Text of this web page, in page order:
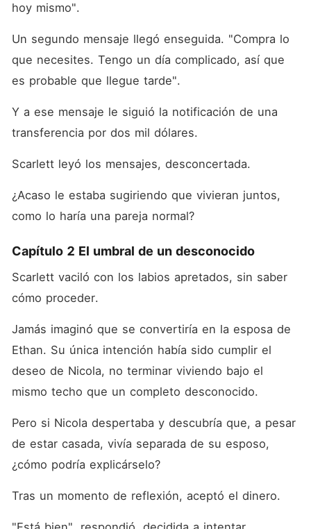
hoy mismo".
Un segundo mensaje llegó enseguida. "Compra lo
que necesites. Tengo un día complicado, así que
es probable que llegue tarde".
Y a ese mensaje le siguió la notificación de una
transferencia por dos mil dólares.
Scarlett leyó los mensajes, desconcertada.
¿Acaso le estaba sugiriendo que vivieran juntos,
como lo haría una pareja normal?
Capítulo 2 El umbral de un desconocido
Scarlett vaciló con los labios apretados, sin saber
cómo proceder.
Jamás imaginó que se convertiría en la esposa de
Ethan. Su única intención había sido cumplir el
deseo de Nicola, no terminar viviendo bajo el
mismo techo que un completo desconocido.
Pero si Nicola despertaba y descubría que, a pesar
de estar casada, vivía separada de su esposo,
¿cómo podría explicárselo?
Tras un momento de reflexión, aceptó el dinero.